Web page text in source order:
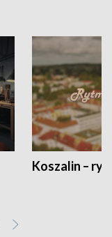
Koszalin –